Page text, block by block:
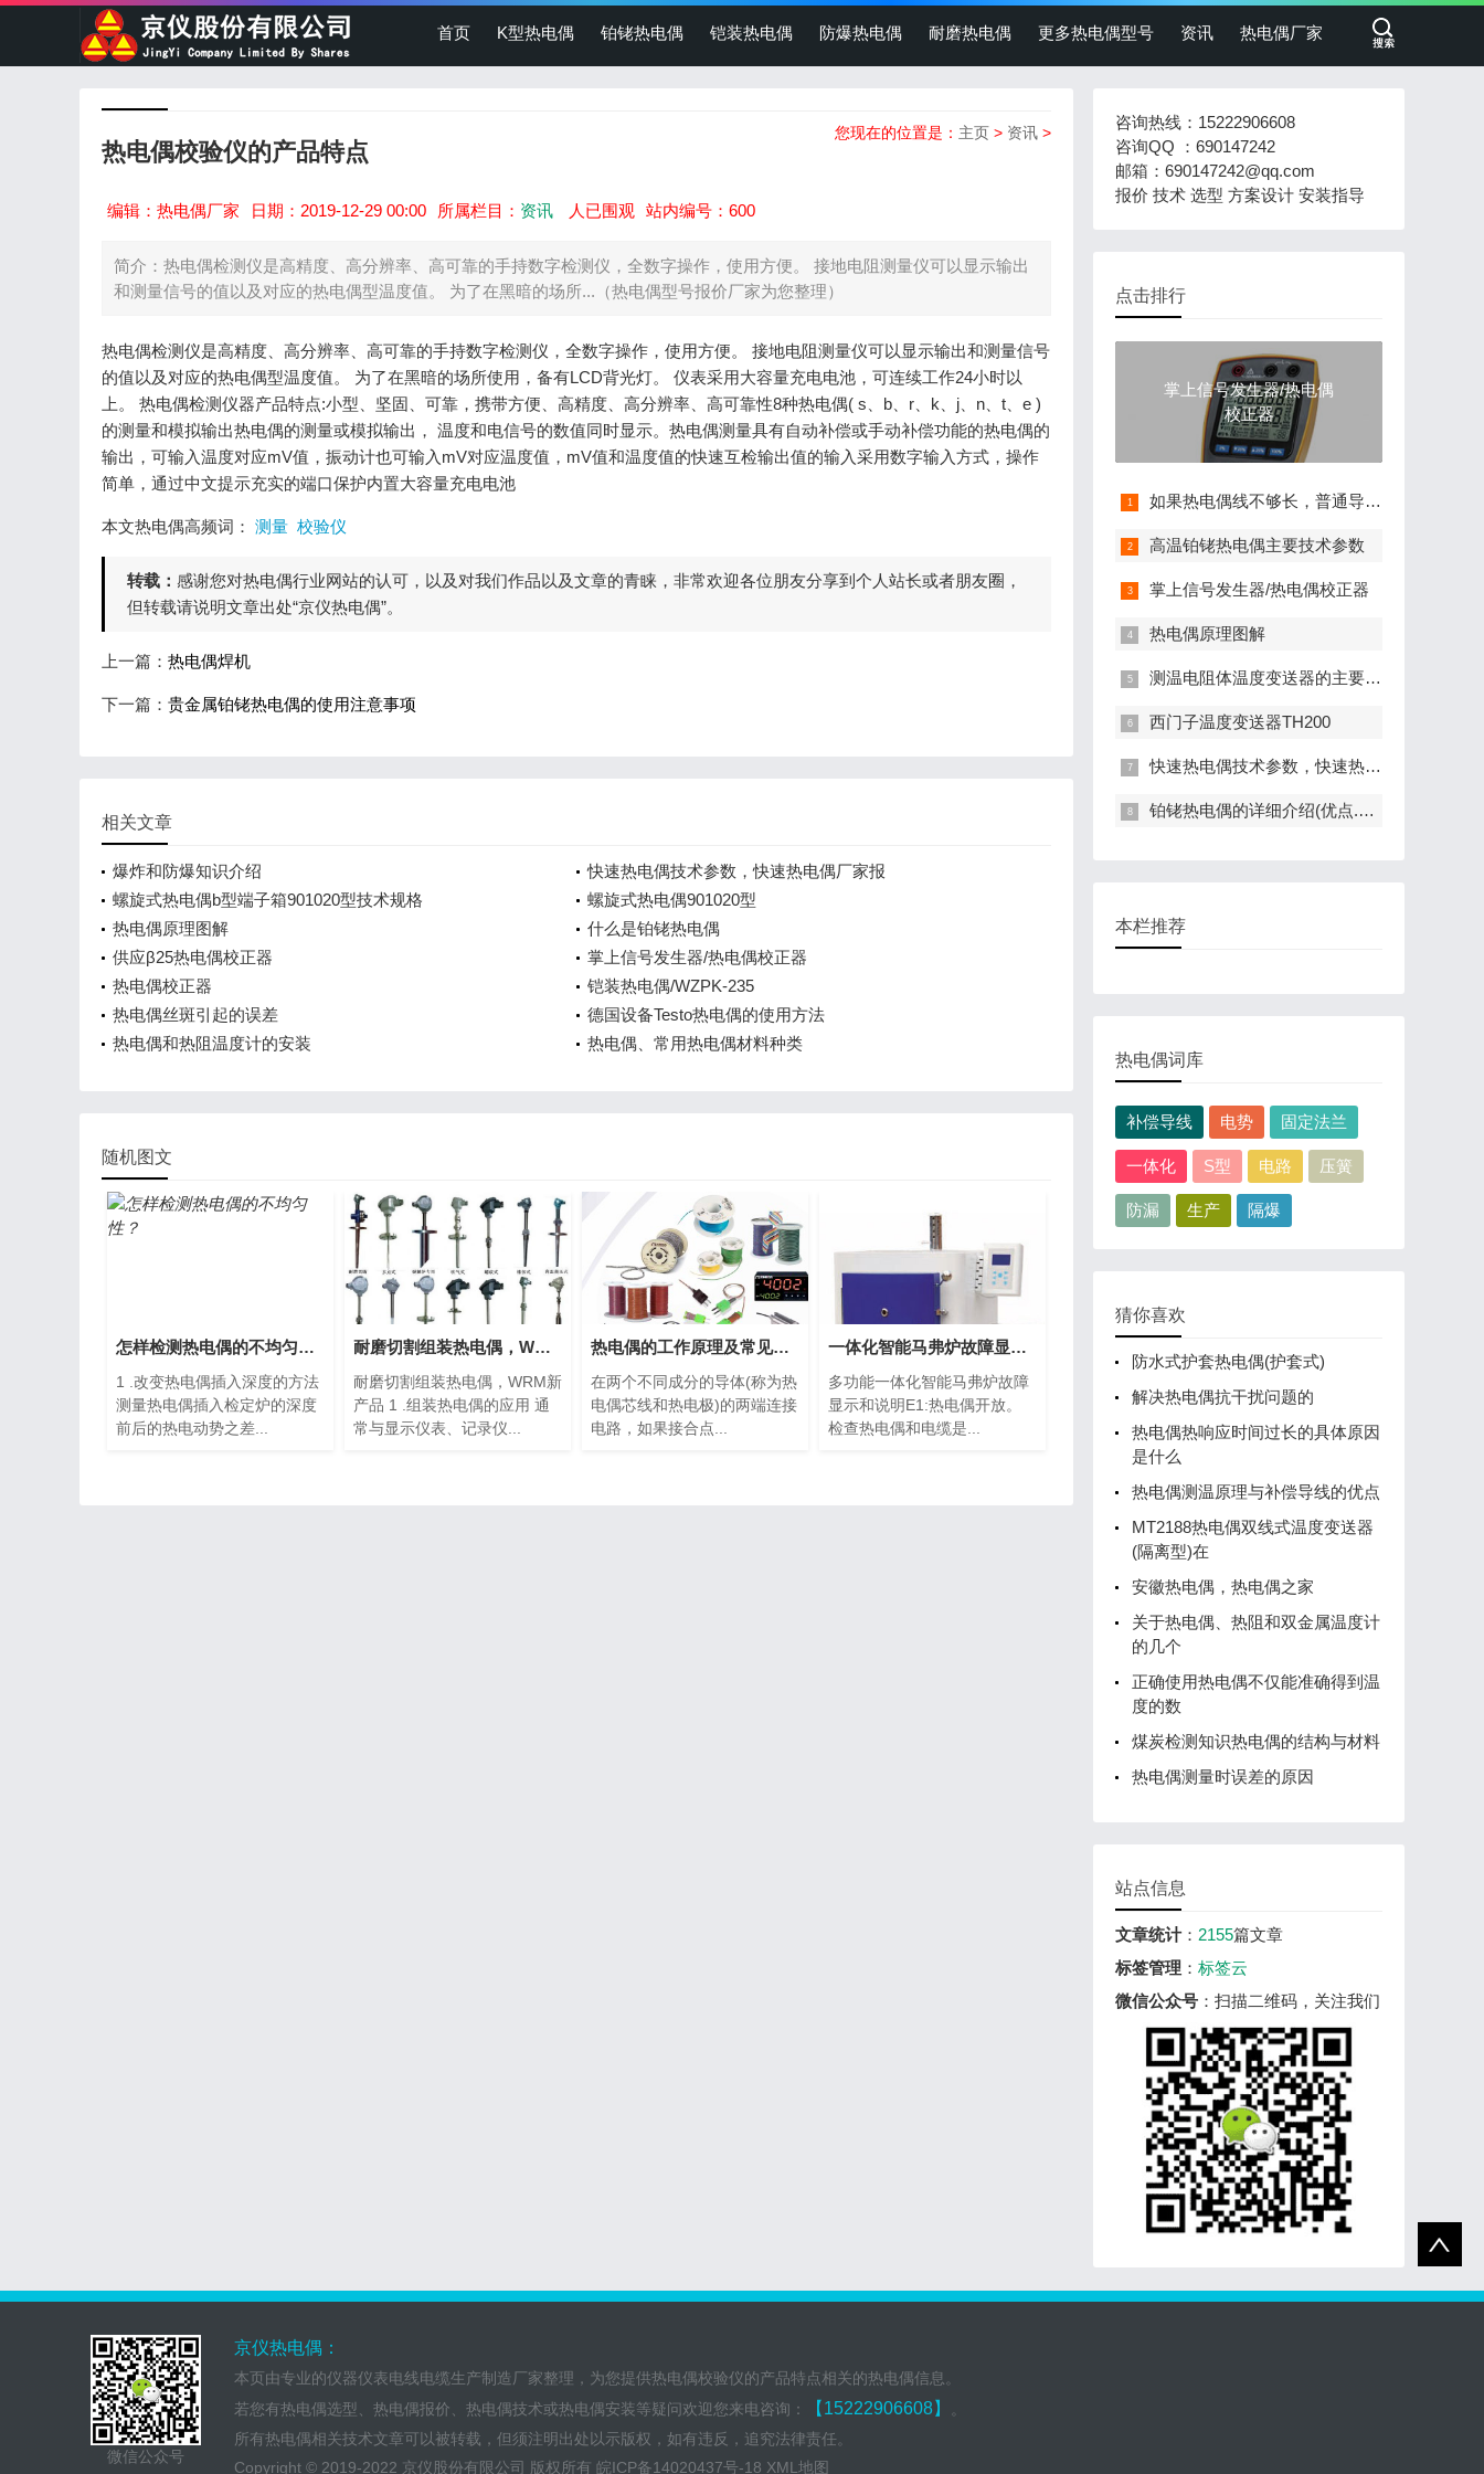
首页 K型热电偶 铂铑热电偶 铠装热电偶 防爆热电偶 耐磨热电偶 更多热电偶型号 资讯 热电偶厂家
您现在的位置是： 主页 > 资讯 >
热电偶校验仪的产品特点
编辑：热电偶厂家 日期：2019-12-29 00:00 所属栏目： 资讯 人已围观 站内编号：600
简介：热电偶检测仪是高精度、高分辨率、高可靠的手持数字检测仪，全数字操作，使用方便。 接地电阻测量仪可以显示输出
和测量信号的值以及对应的热电偶型温度值。 为了在黑暗的场所...（热电偶型号报价厂家为您整理）
热电偶检测仪是高精度、高分辨率、高可靠的手持数字检测仪，全数字操作，使用方便。 接地电阻测量仪可以显示输出和测量信号
的值以及对应的热电偶型温度值。 为了在黑暗的场所使用，备有LCD背光灯。 仪表采用大容量充电电池，可连续工作24小时以
上。 热电偶检测仪器产品特点:小型、坚固、可靠，携带方便、高精度、高分辨率、高可靠性8种热电偶( s、b、r、k、j、n、t、e )
的测量和模拟输出热电偶的测量或模拟输出， 温度和电信号的数值同时显示。热电偶测量具有自动补偿或手动补偿功能的热电偶的
输出，可输入温度对应mV值，振动计也可输入mV对应温度值，mV值和温度值的快速互检输出值的输入采用数字输入方式，操作
简单，通过中文提示充实的端口保护内置大容量充电电池
本文热电偶高频词： 测量 校验仪
转载： 感谢您对热电偶行业网站的认可，以及对我们作品以及文章的青睐，非常欢迎各位朋友分享到个人站长或者朋友圈，
但转载请说明文章出处“京仪热电偶”。
上一篇： 热电偶焊机
下一篇： 贵金属铂铑热电偶的使用注意事项
相关文章
爆炸和防爆知识介绍
快速热电偶技术参数，快速热电偶厂家报
螺旋式热电偶b型端子箱901020型技术规格
螺旋式热电偶901020型
热电偶原理图解
什么是铂铑热电偶
供应β25热电偶校正器
掌上信号发生器/热电偶校正器
热电偶校正器
铠装热电偶/WZPK-235
热电偶丝斑引起的误差
德国设备Testo热电偶的使用方法
热电偶和热阻温度计的安装
热电偶、常用热电偶材料种类
随机图文
怎样检测热电偶的不均匀性？
1 .改变热电偶插入深度的方法
测量热电偶插入检定炉的深度
前后的热电动势之差...
耐磨切割组装热电偶，WRM新产品
耐磨切割组装热电偶，WRM新
产品 1 .组装热电偶的应用 通
常与显示仪表、记录仪...
热电偶的工作原理及常见种类
在两个不同成分的导体(称为热
电偶芯线和热电极)的两端连接
电路，如果接合点...
一体化智能马弗炉故障显示与说明、分析
多功能一体化智能马弗炉故障
显示和说明E1:热电偶开放。
检查热电偶和电缆是...
咨询热线：15222906608
咨询QQ ：690147242
邮箱：690147242@qq.com
报价 技术 选型 方案设计 安装指导
点击排行
掌上信号发生器/热电偶
校正器
如果热电偶线不够长，普通导线是否可以
高温铂铑热电偶主要技术参数
掌上信号发生器/热电偶校正器
热电偶原理图解
测温电阻体温度变送器的主要特点
西门子温度变送器TH200
快速热电偶技术参数，快速热电偶厂家报
铂铑热电偶的详细介绍(优点.缺点)
本栏推荐
热电偶词库
补偿导线 电势 固定法兰
一体化 S型 电路 压簧
防漏 生产 隔爆
猜你喜欢
防水式护套热电偶(护套式)
解决热电偶抗干扰问题的
热电偶热响应时间过长的具体原因
是什么
热电偶测温原理与补偿导线的优点
MT2188热电偶双线式温度变送器
(隔离型)在
安徽热电偶，热电偶之家
关于热电偶、热阻和双金属温度计
的几个
正确使用热电偶不仅能准确得到温
度的数
煤炭检测知识热电偶的结构与材料
热电偶测量时误差的原因
站点信息
文章统计： 2155篇文章
标签管理 ： 标签云
微信公众号 ：扫描二维码，关注我们
微信公众号
京仪热电偶：
本页由专业的仪器仪表电线电缆生产制造厂家整理，为您提供热电偶校验仪的产品特点相关的热电偶信息。
若您有热电偶选型、热电偶报价、热电偶技术或热电偶安装等疑问欢迎您来电咨询：
【15222906608】
。
所有热电偶相关技术文章可以被转载，但须注明出处以示版权，如有违反，追究法律责任。
Copyright © 2019-2022 京仪股份有限公司 版权所有 皖ICP备14020437号-18 XML地图